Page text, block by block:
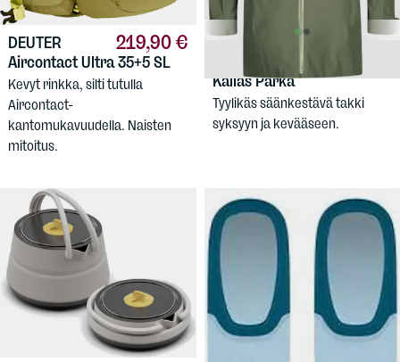
219,90 €
DEUTER
Aircontact Ultra 35+5 SL
Kevyt rinkka, silti tutulla
Aircontact-
kantomukavuudella. Naisten
mitoitus.
94,90 €
Women's
Kallas Parka
Tyylikäs säänkestävä takki
syksyyn ja kevääseen.